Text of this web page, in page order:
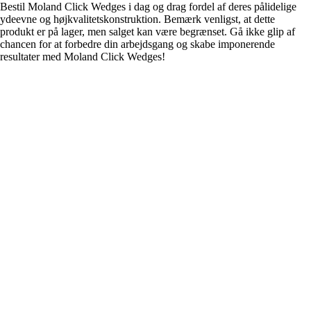
Bestil Moland Click Wedges i dag og drag fordel af deres pålidelige
ydeevne og højkvalitetskonstruktion. Bemærk venligst, at dette
produkt er på lager, men salget kan være begrænset. Gå ikke glip af
chancen for at forbedre din arbejdsgang og skabe imponerende
resultater med Moland Click Wedges!